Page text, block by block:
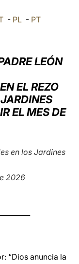
العربيّة
中文
LATINE
- PL - PT
LEÓN
EL REZO
EL MES DE
en los Jardines
2026
“Dios anuncia la